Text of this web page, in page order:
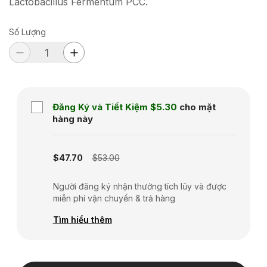
Số Lượng
Đăng Ký và Tiết Kiệm $5.30 cho mặt
hàng này
$47.70 $53.00
Người đăng ký nhận thưởng tích lũy và được
miễn phí vận chuyển & trả hàng
Tìm hiểu thêm